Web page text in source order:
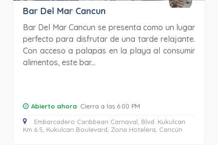
Bar Del Mar Cancun
Bar Del Mar Cancun se presenta como un lugar
perfecto para disfrutar de una tarde relajante.
Con acceso a palapas en la playa al consumir
alimentos, este bar...
Abierto ahora· Cierra a las 6:00 PM
Embarcadero Caribbean Carnaval, Blvd. Kukulcan
Km 6.5, Kukulcan Boulevard, Zona Hotelera, Cancún